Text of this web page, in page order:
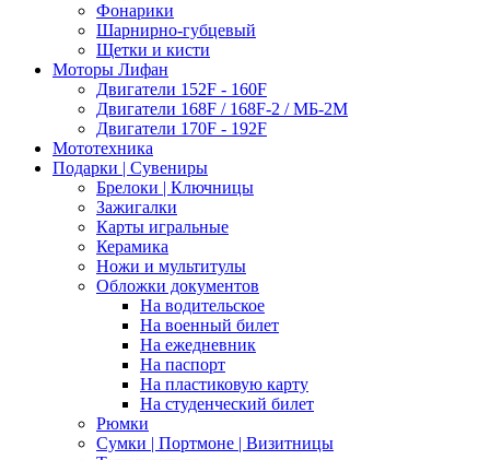
Фонарики
Шарнирно-губцевый
Щетки и кисти
Моторы Лифан
Двигатели 152F - 160F
Двигатели 168F / 168F-2 / МБ-2М
Двигатели 170F - 192F
Мототехника
Подарки | Сувениры
Брелоки | Ключницы
Зажигалки
Карты игральные
Керамика
Ножи и мультитулы
Обложки документов
На водительское
На военный билет
На ежедневник
На паспорт
На пластиковую карту
На студенческий билет
Рюмки
Сумки | Портмоне | Визитницы